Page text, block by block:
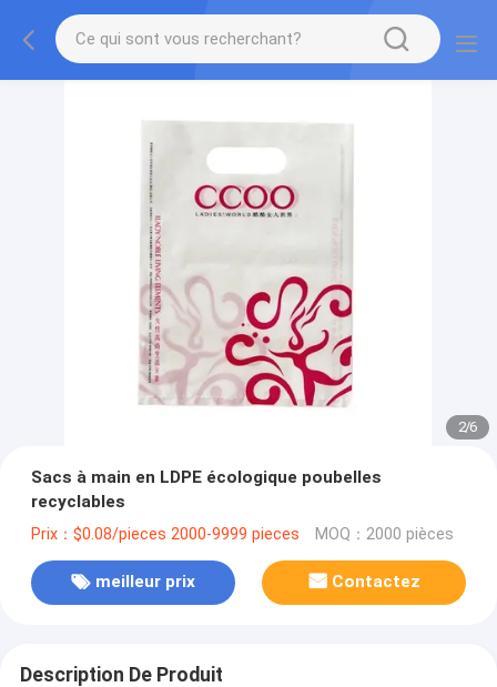
2/6
Sacs à main en LDPE écologique poubelles
recyclables
Prix：$0.08/pieces 2000-9999 pieces MOQ：2000 pièces
meilleur prix Contactez
Description De Produit